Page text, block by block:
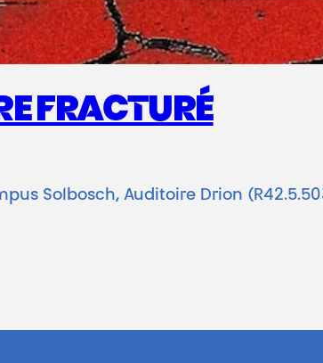
FRACTURÉ
Solbosch, Auditoire Drion